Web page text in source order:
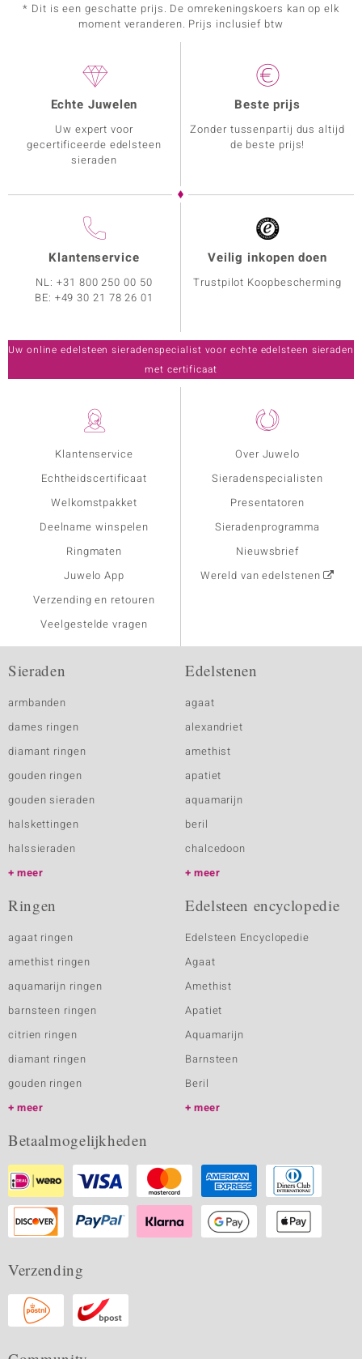
* Dit is een geschatte prijs. De omrekeningskoers kan op elk
moment veranderen. Prijs inclusief btw
Klantenservice
Echtheidscertificaat
Welkomstpakket
Deelname winspelen
Ringmaten
Juwelo App
Verzending en retouren
Veelgestelde vragen
Over Juwelo
Sieradenspecialisten
Presentatoren
Sieradenprogramma
Nieuwsbrief
Wereld van edelstenen
Echte Juwelen
Uw expert voor
gecertificeerde edelsteen
sieraden
Beste prijs
Zonder tussenpartij dus altijd
de beste prijs!
Klantenservice
NL:+31 800 250 00 50
BE: +49 30 21 78 26 01
Veilig inkopen doen
Trustpilot Koopbescherming
Uw online edelsteen sieradenspecialist voor echte edelsteen sieraden
met certificaat
Sieraden
armbanden
dames ringen
diamant ringen
gouden ringen
gouden sieraden
halskettingen
halssieraden
meer
Edelstenen
agaat
alexandriet
amethist
apatiet
aquamarijn
beril
chalcedoon
meer
Ringen
agaat ringen
amethist ringen
aquamarijn ringen
barnsteen ringen
citrien ringen
diamant ringen
gouden ringen
meer
Edelsteen encyclopedie
Edelsteen Encyclopedie
Agaat
Amethist
Apatiet
Aquamarijn
Barnsteen
Beril
meer
Betaalmogelijkheden
Verzending